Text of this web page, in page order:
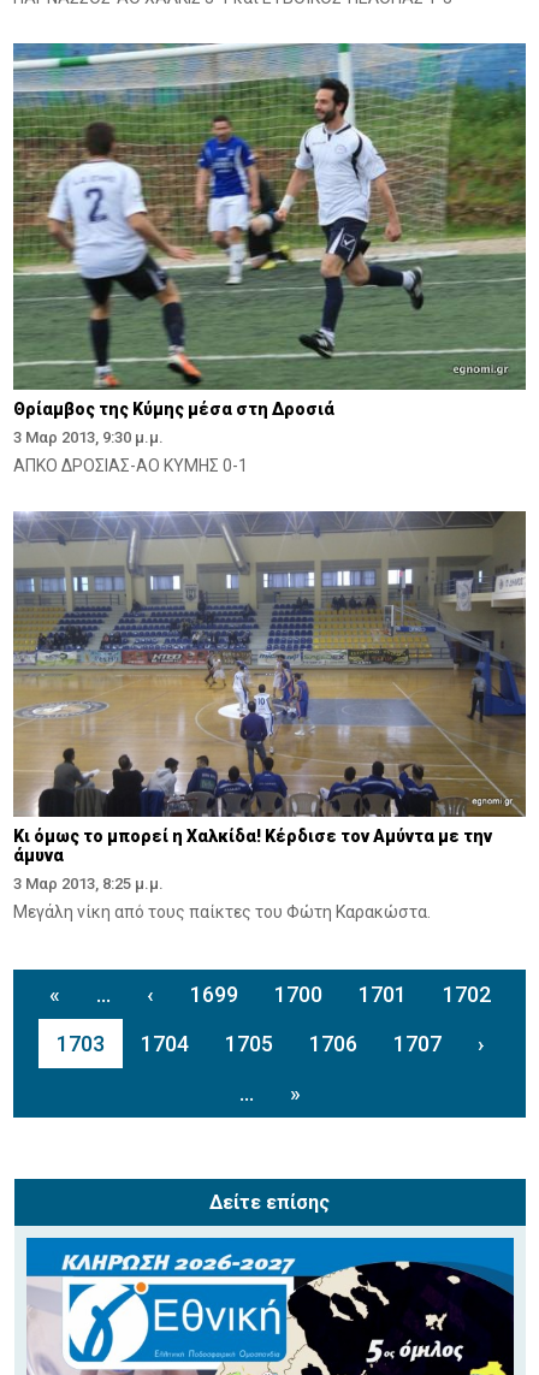
Θρίαμβος της Κύμης μέσα στη Δροσιά
3 Μαρ 2013, 9:30 μ.μ.
ΑΠΚΟ ΔΡΟΣΙΑΣ-ΑΟ ΚΥΜΗΣ 0-1
Κι όμως το μπορεί η Χαλκίδα! Κέρδισε τον Αμύντα με την
άμυνα
3 Μαρ 2013, 8:25 μ.μ.
Μεγάλη νίκη από τους παίκτες του Φώτη Καρακώστα.
« ... ‹ 1699 1700 1701
1702
1703
1704 1705 1706 1707
›
...
»
Δείτε επίσης